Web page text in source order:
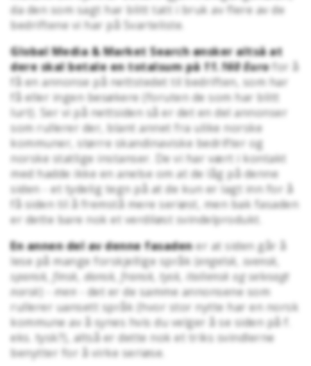
da den som sagt har blitt tatt i bruk av flere av de
bedriftene vi har på Svarteliste.
Global Media & Market Search ønsker altså at
dere skal betale en totalsum på11.160 Eurofor å
få en annonse på nettstedet til bedriften, som har
få eller ingen besøkere (foruten de som har blitt
lurt). Ser vi på nettsiden så er det en del annonser
som rullerer der, blant annet fra ulike norske
kommuner, større skandinaviske bedrifter og
norske statlige instanser. De vi har vært i kontakt
med hadde ikke en anelse om at de låg på denne
siden - et tydelig tegn på at de kun er lagt inn for å
få siden til å fremstå mere seriøst, men bak fasaden
er dette bare nok et verdiløst svindelprodukt.
En annen del av denne fasadener at siden går å
lese på mange forskjellige språk (engelsk, svensk,
spansk, finsk, dansk, fransk, tysk, italiensk og selvsagt
norsk) - men - det er de samme annonsene som
rullerer uansett språk (hvor stor nytte har en norsk
kommune av å synes hvis du velger å se siden på f.
eks. tysk?), altså er dette nok et triks svindlerne
benytter for å virke seriøse.